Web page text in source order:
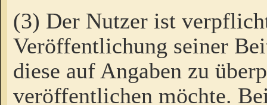
(3) Der Nutzer ist
Veröffentlichung seiner
diese auf Angaben zu
veröffentlichen möchte.